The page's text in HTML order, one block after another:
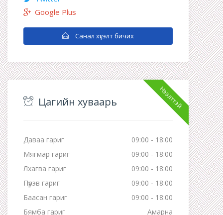
Google Plus
Санал хүсэлт бичих
Нээлттэй
Цагийн хуваарь
Даваа гариг
09:00 - 18:00
Мягмар гариг
09:00 - 18:00
Лхагва гариг
09:00 - 18:00
Пүрэв гариг
09:00 - 18:00
Баасан гариг
09:00 - 18:00
Бямба гариг
Амарна